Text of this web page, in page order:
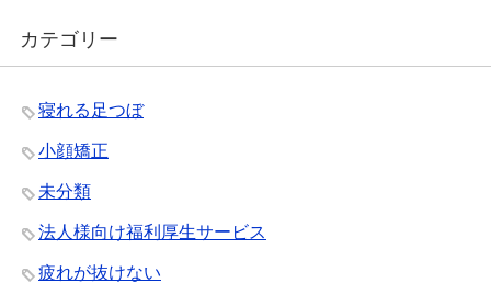
カテゴリー
寝れる足つぼ
小顔矯正
未分類
法人様向け福利厚生サービス
疲れが抜けない